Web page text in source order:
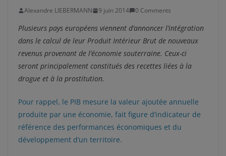
Alexandre LIEBERMANN 9 juin 2014 0 Comments
Plusieurs pays européens viennent d’annoncer l’intégration
dans le calcul de leur Produit Intérieur Brut de nouveaux
revenus provenant de l’économie souterraine. Ceux-ci
seront principalement constitués des recettes liées à la
drogue et à la prostitution.
Pour rappel, le PIB mesure la valeur ajoutée annuelle
produite par une économie, fait figure d’indicateur de
référence des performances économiques et du
développement d’un territoire.